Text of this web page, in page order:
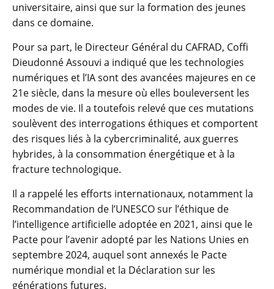
universitaire, ainsi que sur la formation des jeunes
dans ce domaine.
Pour sa part, le Directeur Général du CAFRAD, Coffi
Dieudonné Assouvi a indiqué que les technologies
numériques et l’IA sont des avancées majeures en ce
21e siècle, dans la mesure où elles bouleversent les
modes de vie. Il a toutefois relevé que ces mutations
soulèvent des interrogations éthiques et comportent
des risques liés à la cybercriminalité, aux guerres
hybrides, à la consommation énergétique et à la
fracture technologique.
Il a rappelé les efforts internationaux, notamment la
Recommandation de l’UNESCO sur l’éthique de
l’intelligence artificielle adoptée en 2021, ainsi que le
Pacte pour l’avenir adopté par les Nations Unies en
septembre 2024, auquel sont annexés le Pacte
numérique mondial et la Déclaration sur les
générations futures.